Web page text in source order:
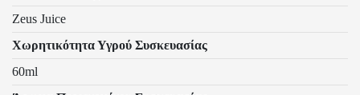
Zeus Juice
Χωρητικότητα Υγρού Συσκευασίας
60ml